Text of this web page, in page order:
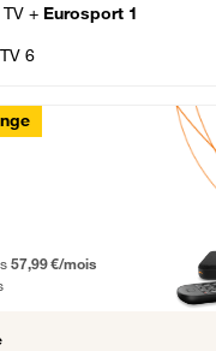
+ Eurosport 1
6
Fibre
12 mois puis 57,99 € par
57,99 €/mois